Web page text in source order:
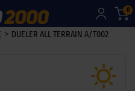
0
> DUELER ALL TERRAIN A/T002